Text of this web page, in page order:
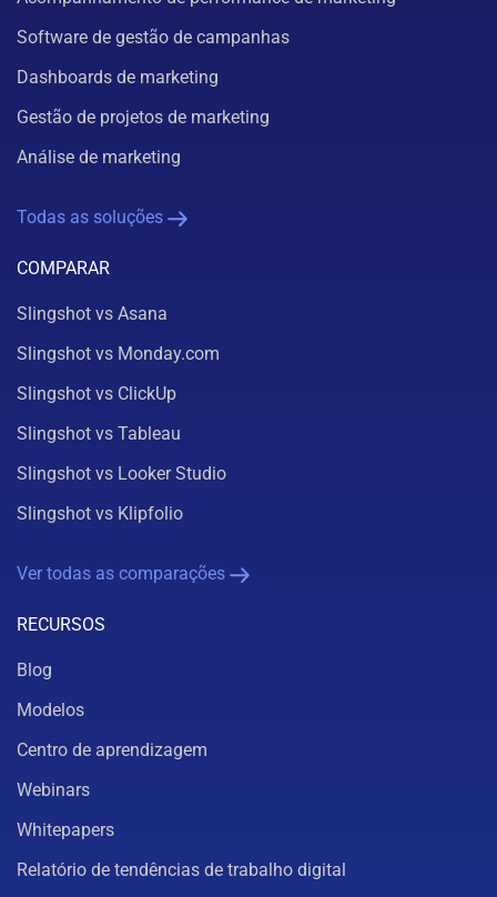
Software de gestão de campanhas
Dashboards de marketing
Gestão de projetos de marketing
Análise de marketing
Todas as soluções
COMPARAR
Slingshot vs Asana
Slingshot vs Monday.com
Slingshot vs ClickUp
Slingshot vs Tableau
Slingshot vs Looker Studio
Slingshot vs Klipfolio
Ver todas as comparações
RECURSOS
Blog
Modelos
Centro de aprendizagem
Webinars
Whitepapers
Relatório de tendências de trabalho digital